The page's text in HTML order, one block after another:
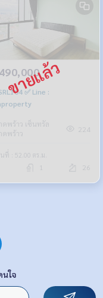
✅ Line :
ดพร้าว เซ็นทรัล
ดพร้าว
224
ที่ : 52.00 ตร.ม.
26
ใจ